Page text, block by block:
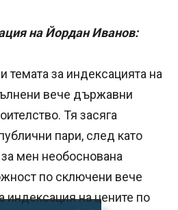
на Йордан Иванов:
темата за индексацията на
вече държавни
Тя засяга
пари, след като
мен необоснована
по сключени вече
индексация на цените по